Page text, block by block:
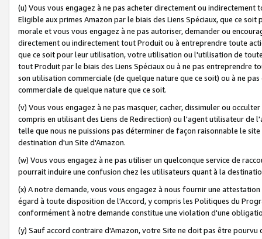
(u) Vous vous engagez à ne pas acheter directement ou
Eligible aux primes Amazon par le biais des Liens Spéciaux, que ce
morale et vous vous engagez à ne pas autoriser, demander ou
directement ou indirectement tout Produit ou à entreprendre toute
que ce soit pour leur utilisation, votre utilisation ou l'utilisation de
tout Produit par le biais des Liens Spéciaux ou à ne pas entreprendre
son utilisation commerciale (de quelque nature que ce soit) ou à ne
commerciale de quelque nature que ce soit.
(v) Vous vous engagez à ne pas masquer, cacher, dissimuler ou
compris en utilisant des Liens de Redirection) ou l'agent utilisateur
telle que nous ne puissions pas déterminer de façon raisonnable le
destination d'un Site d'Amazon.
(w) Vous vous engagez à ne pas utiliser un quelconque service de
pourrait induire une confusion chez les utilisateurs quant à la
(x) A notre demande, vous vous engagez à nous fournir une
égard à toute disposition de l'Accord, y compris les Politiques du
conformément à notre demande constitue une violation d'une
(y) Sauf accord contraire d'Amazon, votre Site ne doit pas être